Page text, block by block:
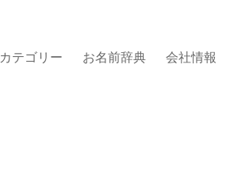
カテゴリー お名前辞典 会社情報